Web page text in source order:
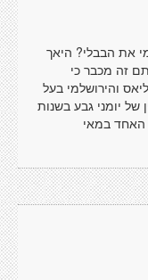
את הבבלי? היאך
זה מכבר כי
והירושלמי בעל
של יומני גבע בשנות
במאי